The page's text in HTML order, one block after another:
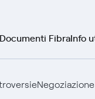
Documenti FibraInfo